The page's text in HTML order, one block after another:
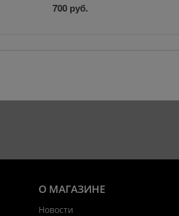
700 руб.
О МАГАЗИНЕ
Новости